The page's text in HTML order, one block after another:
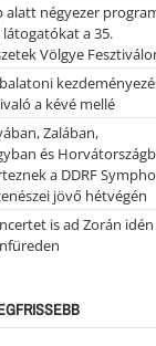
alatt négyezer
látogatókat a 35.
Völgye
a kévé mellé
Zalában,
és
a DDRF
jövő hétvégén
is ad Zorán idén